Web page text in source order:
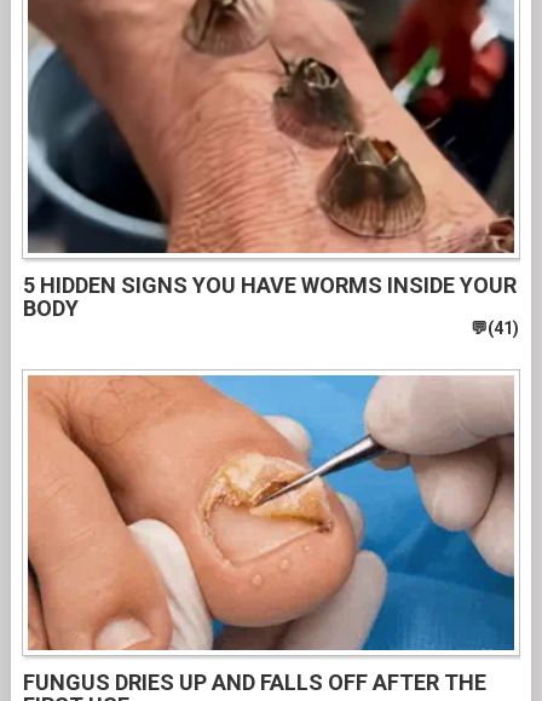
5 HIDDEN SIGNS YOU HAVE WORMS INSIDE YOUR
BODY
FUNGUS DRIES UP AND FALLS OFF AFTER THE